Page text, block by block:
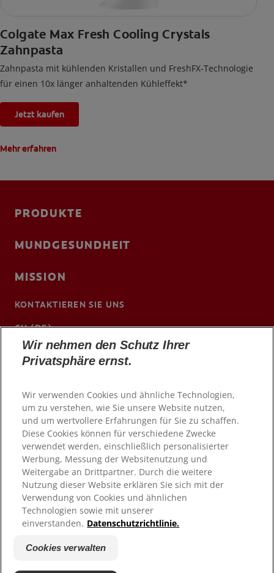
Colgate Max Fresh Cooling Crystals
Zahnpasta
Zahnpasta mit kühlenden Kristallen und FreshFX-Technologie
für einen 10x länger anhaltenden Kühleffekt*
Jetzt kaufen
Mehr erfahren
PRODUKTE
MUNDGESUNDHEIT
MISSION
KONTAKTIEREN SIE UNS
CH (DE)
www.colgateprofessional.ch/de-ch
© 2026 Colgate-Palmolive Company. Alle Rechte
vorbehalten
Nutzungsbedingungen
Wir nehmen den Schutz Ihrer
Privatsphäre ernst.
Wir verwenden Cookies und ähnliche Technologien,
um zu verstehen, wie Sie unsere Website nutzen,
und um wertvollere Erfahrungen für Sie zu schaffen.
Diese Cookies können für verschiedene Zwecke
verwendet werden, einschließlich personalisierter
Werbung, Messung der Websitenutzung und
Weitergabe an Drittpartner. Durch die weitere
Nutzung dieser Website erklären Sie sich mit der
Verwendung von Cookies und ähnlichen
Technologien sowie mit unserer
einverstanden. Datenschutzrichtlinie.
Cookies verwalten